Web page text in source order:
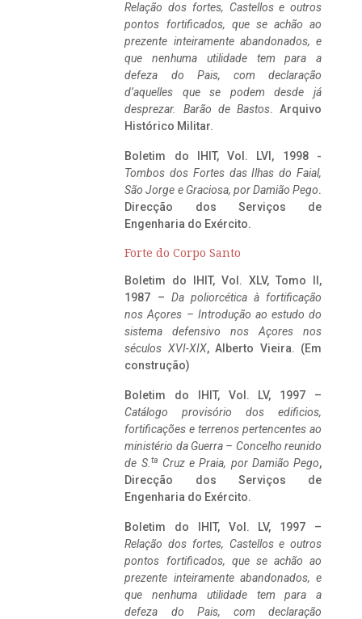
Relação dos fortes, Castellos e outros
pontos fortificados, que se achão ao
prezente inteiramente abandonados, e
que nenhuma utilidade tem para a
defeza do Pais, com declaração
d’aquelles que se podem desde já
desprezar. Barão de Bastos. Arquivo
Histórico Militar.
Boletim do IHIT, Vol. LVI, 1998 -
Tombos dos Fortes das Ilhas do Faial,
São Jorge e Graciosa, por Damião Pego.
Direcção dos Serviços de
Engenharia do Exército.
Forte do Corpo Santo
Boletim do IHIT, Vol. XLV, Tomo II,
1987 – Da poliorcética à fortificação
nos Açores – Introdução ao estudo do
sistema defensivo nos Açores nos
séculos XVI-XIX, Alberto Vieira. (Em
construção)
Boletim do IHIT, Vol. LV, 1997 –
Catálogo provisório dos edificios,
fortificações e terrenos pertencentes ao
ministério da Guerra – Concelho reunido
de S. ta Cruz e Praia, por Damião Pego,
Direcção dos Serviços de
Engenharia do Exército.
Boletim do IHIT, Vol. LV, 1997 –
Relação dos fortes, Castellos e outros
pontos fortificados, que se achão ao
prezente inteiramente abandonados, e
que nenhuma utilidade tem para a
defeza do Pais, com declaração